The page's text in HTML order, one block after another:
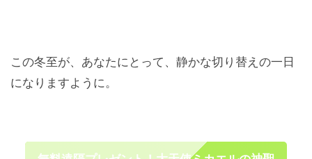
この冬至が、あなたにとって、静かな切り替えの一日
になりますように。